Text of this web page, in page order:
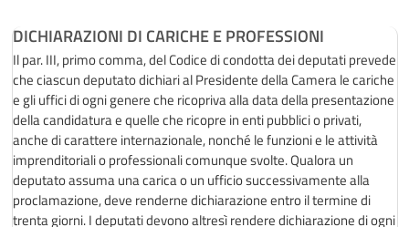
DICHIARAZIONI DI CARICHE E PROFESSIONI
Il par. III, primo comma, del Codice di condotta dei deputati prevede
che ciascun deputato dichiari al Presidente della Camera le cariche
e gli uffici di ogni genere che ricopriva alla data della presentazione
della candidatura e quelle che ricopre in enti pubblici o privati,
anche di carattere internazionale, nonché le funzioni e le attività
imprenditoriali o professionali comunque svolte. Qualora un
deputato assuma una carica o un ufficio successivamente alla
proclamazione, deve renderne dichiarazione entro il termine di
trenta giorni. I deputati devono altresì rendere dichiarazione di ogni